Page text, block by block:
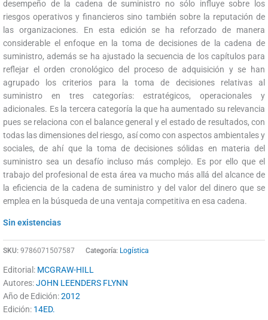
desempeño de la cadena de suministro no sólo influye sobre los
riesgos operativos y financieros sino también sobre la reputación de
las organizaciones. En esta edición se ha reforzado de manera
considerable el enfoque en la toma de decisiones de la cadena de
suministro, además se ha ajustado la secuencia de los capítulos para
reflejar el orden cronológico del proceso de adquisición y se han
agrupado los criterios para la toma de decisiones relativas al
suministro en tres categorías: estratégicos, operacionales y
adicionales. Es la tercera categoría la que ha aumentado su relevancia
pues se relaciona con el balance general y el estado de resultados, con
todas las dimensiones del riesgo, así como con aspectos ambientales y
sociales, de ahí que la toma de decisiones sólidas en materia del
suministro sea un desafío incluso más complejo. Es por ello que el
trabajo del profesional de esta área va mucho más allá del alcance de
la eficiencia de la cadena de suministro y del valor del dinero que se
emplea en la búsqueda de una ventaja competitiva en esa cadena.
Sin existencias
SKU: 9786071507587 Categoría: Logística
Editorial: MCGRAW-HILL
Autores:JOHN LEENDERS FLYNN
Año de Edición:2012
Edición: 14ED.